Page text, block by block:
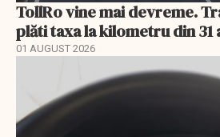
TollRo vine mai devreme.
plăti taxa la kilometru din 31
01 AUGUST 2026